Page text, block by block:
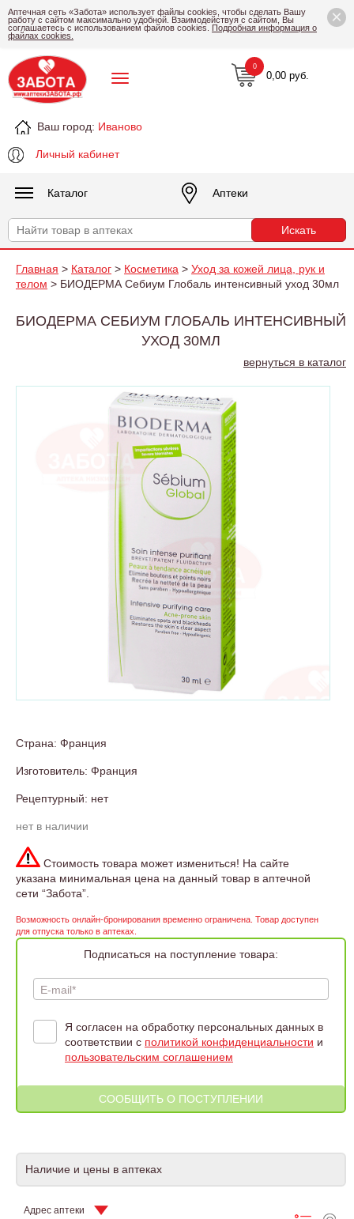
×
Аптечная сеть «Забота» использует файлы cookies, чтобы сделать Вашу
работу с сайтом максимально удобной. Взаимодействуя с сайтом, Вы
соглашаетесь с использованием файлов cookies. Подробная информация о
файлах cookies.
Ваш город: Иваново
Личный кабинет
0,00 руб.
0
Каталог Аптеки
Главная > Каталог > Косметика > Уход за кожей лица, рук и
телом > БИОДЕРМА Себиум Глобаль интенсивный уход 30мл
БИОДЕРМА СЕБИУМ ГЛОБАЛЬ ИНТЕНСИВНЫЙ
УХОД 30МЛ
вернуться в каталог
Страна: Франция
Изготовитель: Франция
Рецептурный: нет
нет в наличии
Стоимость товара может измениться! На сайте
указана минимальная цена на данный товар в аптечной
сети “Забота”.
Возможность онлайн-бронирования временно ограничена. Товар доступен
для отпуска только в аптеках.
Подписаться на поступление товара:
E-mail*
Я согласен на обработку персональных данных в
соответствии с политикой конфиденциальности и
пользовательским соглашением
Наличие и цены в аптеках
Адрес аптеки